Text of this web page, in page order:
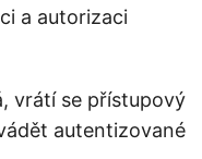
a autorizaci
vrátí se přístupový
autentizované